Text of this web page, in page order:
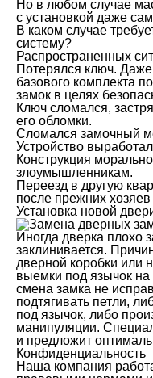
Но в любом случае
с установкой даже
В каком случае
систему?
Распространенных
Потерялся ключ.
базового комплекта
замок в целях
Ключ сломался,
его обломки.
Сломался замочный
Устройство
Конструкция
злоумышленникам.
Переезд в другую
после прежних
Установка новой
Иногда дверка плохо
заклинивается.
дверной коробки или
выемки под язычок
смена замка не
подтягивать петли,
под язычок, либо
манипуляции.
и предложит
Конфиденциальность
Наша компания